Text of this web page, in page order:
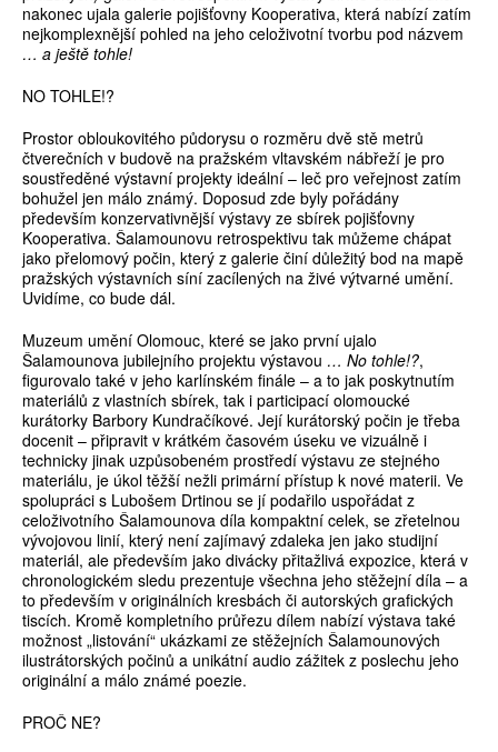
nakonec ujala galerie pojišťovny Kooperativa, která nabízí zatím
nejkomplexnější pohled na jeho celoživotní tvorbu pod názvem
… a ještě tohle!
NO TOHLE!?
Prostor obloukovitého půdorysu o rozměru dvě stě metrů
čtverečních v budově na pražském vltavském nábřeží je pro
soustředěné výstavní projekty ideální – leč pro veřejnost zatím
bohužel jen málo známý. Doposud zde byly pořádány
především konzervativnější výstavy ze sbírek pojišťovny
Kooperativa. Šalamounovu retrospektivu tak můžeme chápat
jako přelomový počin, který z galerie činí důležitý bod na mapě
pražských výstavních síní zacílených na živé výtvarné umění.
Uvidíme, co bude dál.
Muzeum umění Olomouc, které se jako první ujalo
Šalamounova jubilejního projektu výstavou … No tohle!?,
figurovalo také v jeho karlínském finále – a to jak poskytnutím
materiálů z vlastních sbírek, tak i participací olomoucké
kurátorky Barbory Kundračíkové. Její kurátorský počin je třeba
docenit – připravit v krátkém časovém úseku ve vizuálně i
technicky jinak uzpůsobeném prostředí výstavu ze stejného
materiálu, je úkol těžší nežli primární přístup k nové materii. Ve
spolupráci s Lubošem Drtinou se jí podařilo uspořádat z
celoživotního Šalamounova díla kompaktní celek, se zřetelnou
vývojovou linií, který není zajímavý zdaleka jen jako studijní
materiál, ale především jako divácky přitažlivá expozice, která v
chronologickém sledu prezentuje všechna jeho stěžejní díla – a
to především v originálních kresbách či autorských grafických
tiscích. Kromě kompletního průřezu dílem nabízí výstava také
možnost „listování“ ukázkami ze stěžejních Šalamounových
ilustrátorských počinů a unikátní audio zážitek z poslechu jeho
originální a málo známé poezie.
PROČ NE?